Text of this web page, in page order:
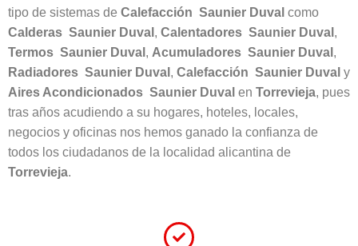
tipo de sistemas de Calefacción Saunier Duval como
Calderas Saunier Duval , Calentadores Saunier Duval ,
Termos Saunier Duval , Acumuladores Saunier Duval ,
Radiadores Saunier Duval , Calefacción Saunier Duval y
Aires Acondicionados Saunier Duval en Torrevieja, pues
tras años acudiendo a su hogares, hoteles, locales,
negocios y oficinas nos hemos ganado la confianza de
todos los ciudadanos de la localidad alicantina de
Torrevieja.